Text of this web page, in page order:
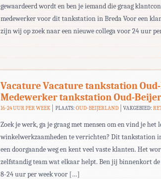
gewaardeerd wordt en ben je iemand die graag
medewerker voor dit tankstation in Breda Voor een
zijn wij op zoek naar een nieuwe collega voor 24 uur
Vacature Vacature tankstation
Medewerker tankstation Oud-
16-24 UUR PER WEEK PLAATS: OUD-BEIJERLAND VAKGEBIED:
Zoek je werk, ga je graag met mensen om en vind je het
winkelwerkzaamheden te verrichten? Dit tankstation
een doorgaande weg en kent veel vaste klanten. Het
zelfstandig team wat elkaar helpt. Ben jij binnenkort
8-24 uur per week voor […]